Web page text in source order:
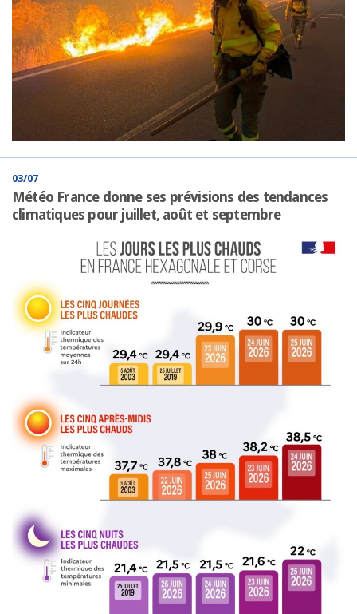
03/07
Météo France donne ses prévisions des tendances
climatiques pour juillet, août et septembre